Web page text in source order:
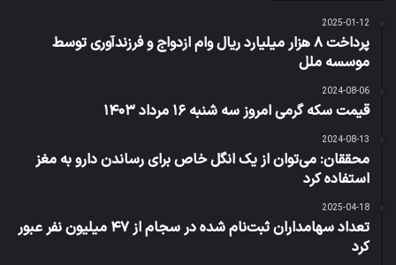
2025-01-12
پرداخت ۸ هزار میلیارد ریال وام ازدواج و فرزندآوری توسط
موسسه ملل
2024-08-06
قیمت سکه گرمی امروز سه شنبه ۱۶ مرداد ۱۴۰۳
2024-08-13
محققان: می‌توان از یک انگل خاص برای رساندن دارو به مغز
استفاده کرد
2025-04-18
تعداد سهامداران ثبت‌نام شده در سجام از ۴۷ میلیون نفر عبور
کرد